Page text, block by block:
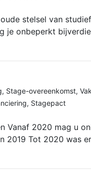
stelsel van
je onbeperkt
, Stage-overeenkomst,
, Stagepact
Vanaf 2020 mag u
2019 Tot 2020 was